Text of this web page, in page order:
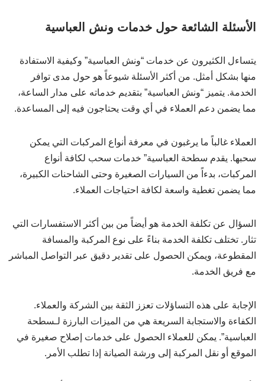
الأسئلة الشائعة حول خدمات ونش العباسية
يتساءل الكثيرون عن خدمات “ونش العباسية” وكيفية الاستفادة
منها بشكل أمثل. من أكثر الأسئلة شيوعاً هو حول مدى توافر
الخدمة. يتميز “ونش العباسية” بتقديم خدماته على مدار الساعة،
مما يضمن دعم العملاء في أي وقت يحتاجون فيه إلى المساعدة.
العملاء غالباً ما يرغبون في معرفة أنواع المركبات التي يمكن
سحبها. يقدم سطحة العباسية” خدمات سحب لكافة أنواع
المركبات، بدءاً من السيارات الصغيرة وحتى الشاحنات الكبيرة،
مما يضمن تغطية واسعة لكافة احتياجات العملاء.
السؤال عن تكلفة الخدمة هو أيضاً من بين أكثر الاستفسارات التي
تثار. تختلف تكلفة الخدمة بناءً على نوع المركبة والمسافة
المقطوعة، ويمكن الحصول على تقدير دقيق عبر التواصل المباشر
مع فريق الخدمة.
الإجابة على هذه التساؤلات تعزز الثقة بين الشركة والعملاء.
الكفاءة والاستجابة السريعة هي من الميزات البارزة لـسطحة
العباسية”. يمكن للعملاء الحصول على خدمات إصلاح صغيرة في
الموقع أو نقل المركبة إلى ورشة الصيانة إذا تطلب الأمر.